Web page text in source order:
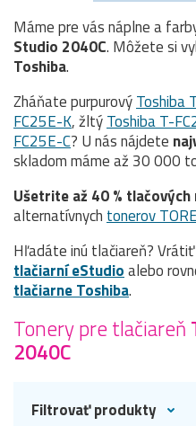
Máme pre vás náplne a
Studio 2040C. Môžete si
Toshiba.
Zháňate purpurovýToshiba
FC25E-K, žltýToshiba T-
FC25E-C? U nás nájdete
skladom máme až 30 000
Ušetrite až 40 %
alternatívnychtonerov
Hľadáte inú tlačiareň?
tlačiarní eStudioalebo
tlačiarne Toshiba.
Tonery pre tlačiareň
2040C
Filtrovať produkty